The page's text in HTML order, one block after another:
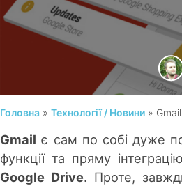
Головна »Технології / Новини »
Gmail є сам по собі дуже
функції та пряму
Google Drive. Проте,